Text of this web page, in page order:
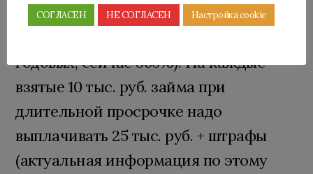
получиться, потому что ставки по
годовых, сейчас 365%). На каждые
взятые 10 тыс. руб. займа при
длительной просрочке надо
выплачивать 25 тыс. руб. + штрафы
(актуальная информация по этому
СОГЛАСЕН НЕ СОГЛАСЕН Настройка cookie